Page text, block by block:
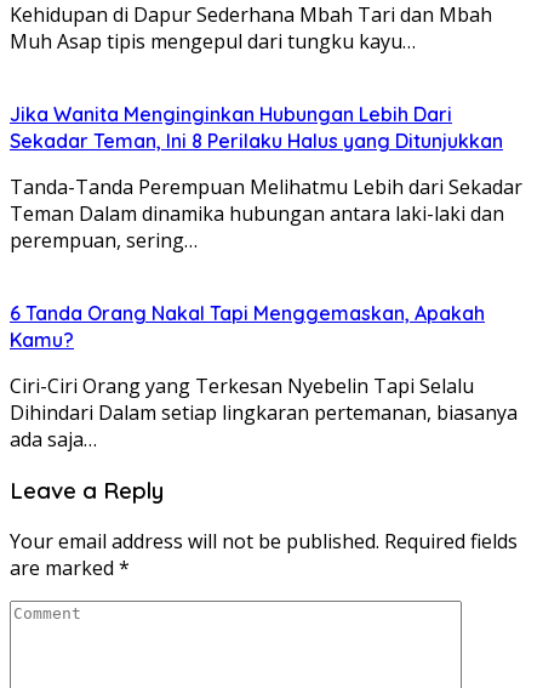
Kehidupan di Dapur Sederhana Mbah Tari dan Mbah
Muh Asap tipis mengepul dari tungku kayu…
Jika Wanita Menginginkan Hubungan Lebih Dari
Sekadar Teman, Ini 8 Perilaku Halus yang Ditunjukkan
Tanda-Tanda Perempuan Melihatmu Lebih dari Sekadar
Teman Dalam dinamika hubungan antara laki-laki dan
perempuan, sering…
6 Tanda Orang Nakal Tapi Menggemaskan, Apakah
Kamu?
Ciri-Ciri Orang yang Terkesan Nyebelin Tapi Selalu
Dihindari Dalam setiap lingkaran pertemanan, biasanya
ada saja…
Leave a Reply
Your email address will not be published. Required fields
are marked *